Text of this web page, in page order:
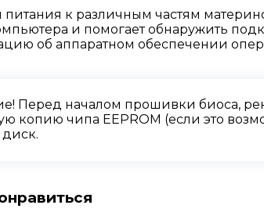
питания к различным частям
и помогает обнаружить
об аппаратном обеспечении
Перед началом прошивки биоса,
копию чипа EEPROM (если это